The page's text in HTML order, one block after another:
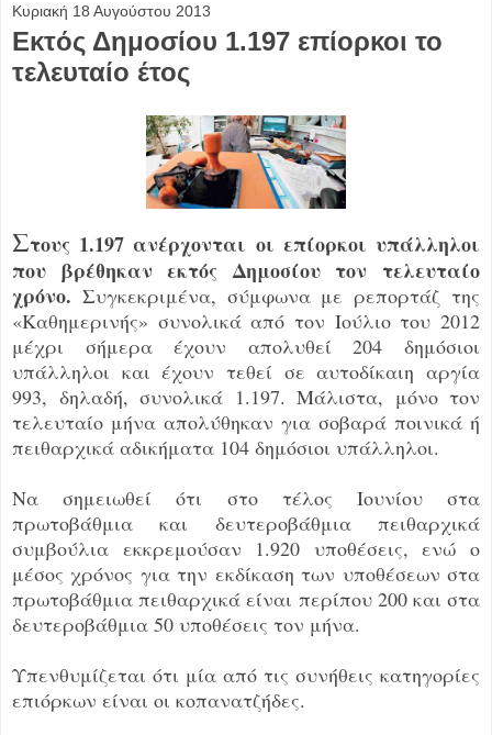
Κυριακή 18 Αυγούστου 2013
Εκτός Δημοσίου 1.197 επίορκοι το
τελευταίο έτος
Στους 1.197 ανέρχονται οι επίορκοι υπάλληλοι
που βρέθηκαν εκτός Δημοσίου τον τελευταίο
χρόνο. Συγκεκριμένα, σύμφωνα με ρεπορτάζ της
«Καθημερινής» συνολικά από τον Ιούλιο του 2012
μέχρι σήμερα έχουν απολυθεί 204 δημόσιοι
υπάλληλοι και έχουν τεθεί σε αυτοδίκαιη αργία
993, δηλαδή, συνολικά 1.197. Μάλιστα, μόνο τον
τελευταίο μήνα απολύθηκαν για σοβαρά ποινικά ή
πειθαρχικά αδικήματα 104 δημόσιοι υπάλληλοι.
Να σημειωθεί ότι στο τέλος Ιουνίου στα
πρωτοβάθμια και δευτεροβάθμια πειθαρχικά
συμβούλια εκκρεμούσαν 1.920 υποθέσεις, ενώ ο
μέσος χρόνος για την εκδίκαση των υποθέσεων στα
πρωτοβάθμια πειθαρχικά είναι περίπου 200 και στα
δευτεροβάθμια 50 υποθέσεις τον μήνα.
Υπενθυμίζεται ότι μία από τις συνήθεις κατηγορίες
επιόρκων είναι οι κοπανατζήδες.